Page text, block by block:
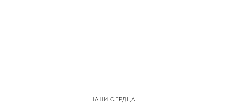
НАШИ СЕРДЦА